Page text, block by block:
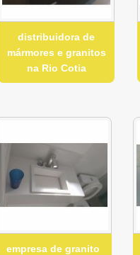
distribuidora de
mármores e granitos
na Rio Cotia
empresa de granito